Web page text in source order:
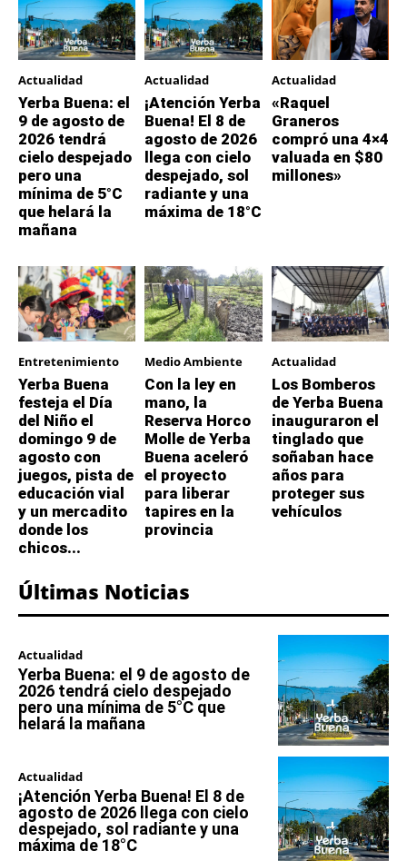
Actualidad
Yerba Buena: el
9 de agosto de
2026 tendrá
cielo despejado
pero una
mínima de 5°C
que helará la
mañana
Actualidad
¡Atención Yerba
Buena! El 8 de
agosto de 2026
llega con cielo
despejado, sol
radiante y una
máxima de 18°C
Actualidad
«Raquel
Graneros
compró una 4×4
valuada en $80
millones»
Entretenimiento
Yerba Buena
festeja el Día
del Niño el
domingo 9 de
agosto con
juegos, pista de
educación vial
y un mercadito
donde los
chicos...
Medio Ambiente
Con la ley en
mano, la
Reserva Horco
Molle de Yerba
Buena aceleró
el proyecto
para liberar
tapires en la
provincia
Actualidad
Los Bomberos
de Yerba Buena
inauguraron el
tinglado que
soñaban hace
años para
proteger sus
vehículos
Últimas Noticias
Actualidad
Yerba Buena: el 9 de agosto de
2026 tendrá cielo despejado
pero una mínima de 5°C que
helará la mañana
Actualidad
¡Atención Yerba Buena! El 8 de
agosto de 2026 llega con cielo
despejado, sol radiante y una
máxima de 18°C